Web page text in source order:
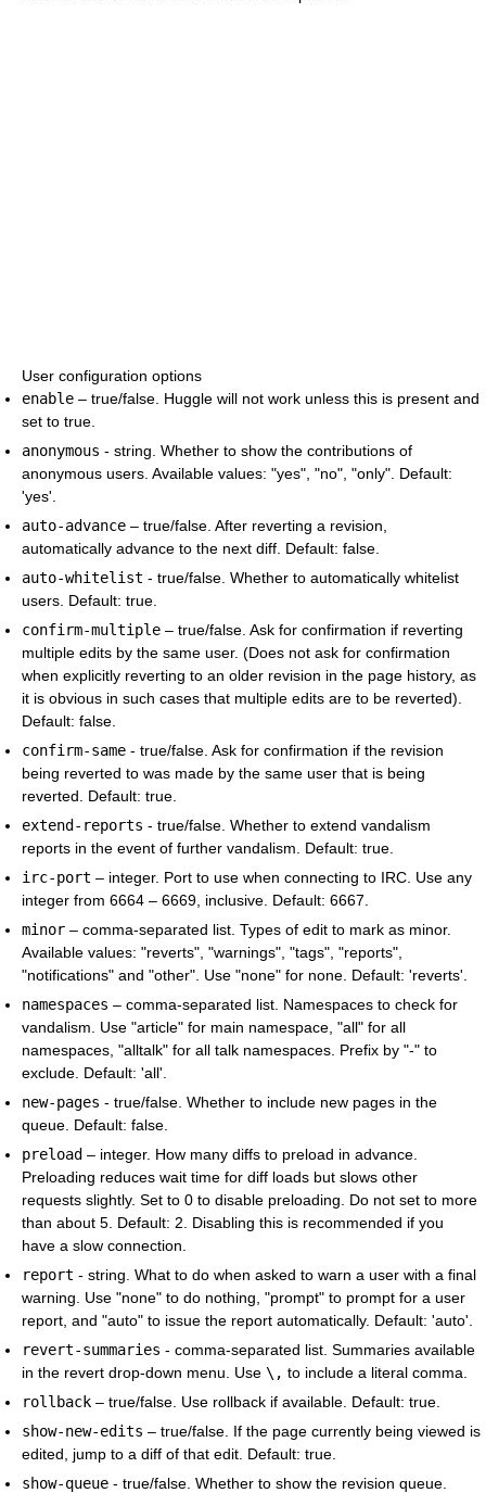
User configuration options
enable – true/false. Huggle will not work unless this is present and
set to true.
anonymous - string. Whether to show the contributions of
anonymous users. Available values: "yes", "no", "only". Default:
'yes'.
auto-advance – true/false. After reverting a revision,
automatically advance to the next diff. Default: false.
auto-whitelist - true/false. Whether to automatically whitelist
users. Default: true.
confirm-multiple – true/false. Ask for confirmation if reverting
multiple edits by the same user. (Does not ask for confirmation
when explicitly reverting to an older revision in the page history, as
it is obvious in such cases that multiple edits are to be reverted).
Default: false.
confirm-same - true/false. Ask for confirmation if the revision
being reverted to was made by the same user that is being
reverted. Default: true.
extend-reports - true/false. Whether to extend vandalism
reports in the event of further vandalism. Default: true.
irc-port – integer. Port to use when connecting to IRC. Use any
integer from 6664 – 6669, inclusive. Default: 6667.
minor – comma-separated list. Types of edit to mark as minor.
Available values: "reverts", "warnings", "tags", "reports",
"notifications" and "other". Use "none" for none. Default: 'reverts'.
namespaces – comma-separated list. Namespaces to check for
vandalism. Use "article" for main namespace, "all" for all
namespaces, "alltalk" for all talk namespaces. Prefix by "-" to
exclude. Default: 'all'.
new-pages - true/false. Whether to include new pages in the
queue. Default: false.
preload – integer. How many diffs to preload in advance.
Preloading reduces wait time for diff loads but slows other
requests slightly. Set to 0 to disable preloading. Do not set to more
than about 5. Default: 2. Disabling this is recommended if you
have a slow connection.
report - string. What to do when asked to warn a user with a final
warning. Use "none" to do nothing, "prompt" to prompt for a user
report, and "auto" to issue the report automatically. Default: 'auto'.
revert-summaries - comma-separated list. Summaries available
in the revert drop-down menu. Use \, to include a literal comma.
rollback – true/false. Use rollback if available. Default: true.
show-new-edits – true/false. If the page currently being viewed is
edited, jump to a diff of that edit. Default: true.
show-queue - true/false. Whether to show the revision queue.